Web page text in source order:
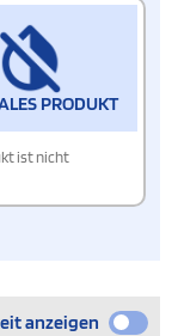
PRODUKT
ist nicht
anzeigen